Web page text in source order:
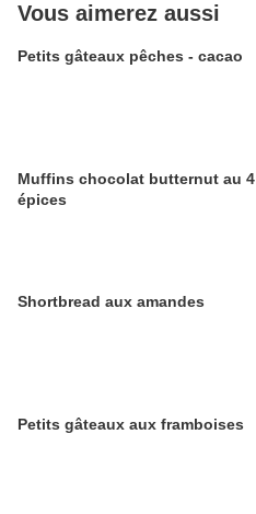
Vous aimerez aussi
Petits gâteaux pêches - cacao
Muffins chocolat butternut au 4
épices
Shortbread aux amandes
Petits gâteaux aux framboises